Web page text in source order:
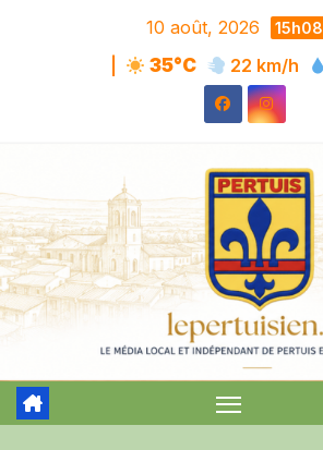
10 août, 2026 15h08
35°C 22 km/h